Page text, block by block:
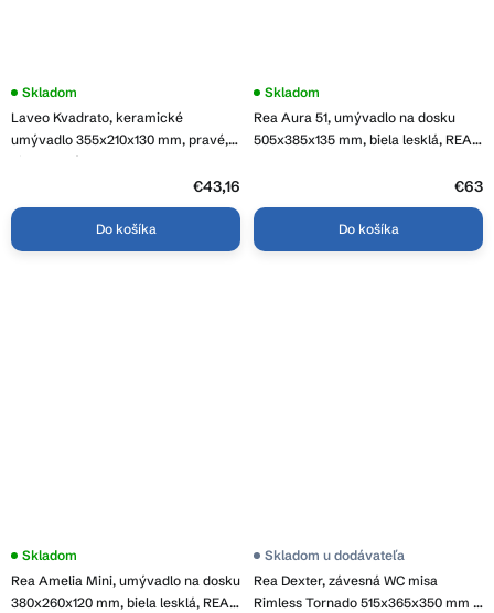
Laveo Kvadrato, keramické
umývadlo 355x210x130 mm, pravé,
biela lesklá, LAV-VUK_6135
Skladom
€43,16
Do košíka
Rea Aura 51, umývadlo na dosku
505x385x135 mm, biela lesklá, REA-
Priemerné
produktu
je
Skladom
€63
Do košíka
Rea Amelia Mini, umývadlo na dosku
380x260x120 mm, biela lesklá, REA-
Skladom
Rea Dexter, závesná WC misa
Rimless Tornado 515x365x350 mm +
Skladom u dodávateľa